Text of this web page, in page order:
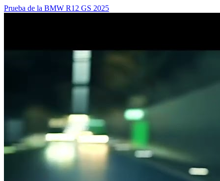
Prueba de la BMW R12 GS 2025